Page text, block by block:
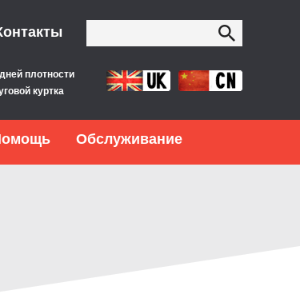
плотности
куртка
Обслуживание